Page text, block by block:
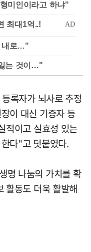
미인이라고 하냐"
내로…"
는 것이…"
록자가 뇌사로 추정
이 대신 기증자 등
적이고 실효성 있는
다"고 덧붙였다.
명 나눔의 가치를 확
활동도 더욱 활발해